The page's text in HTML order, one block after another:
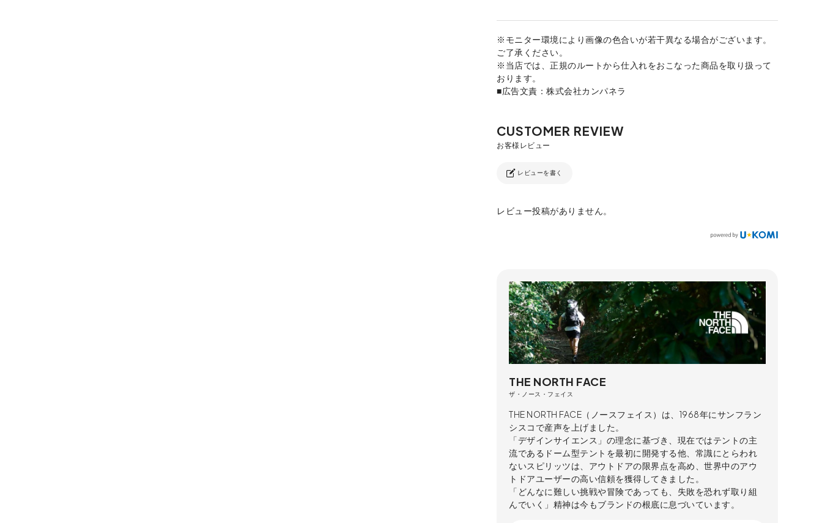
※モニター環境により画像の色合いが若干異なる場合がございます。
ご了承ください。
※当店では、正規のルートから仕入れをおこなった商品を取り扱って
おります。
■広告文責：株式会社カンパネラ
レビューを書く
レビュー投稿がありません。
THE NORTH FACE
ザ・ノース・フェイス
THE NORTH FACE（ノースフェイス）は、1968年にサンフラン
シスコで産声を上げました。
「デザインサイエンス」の理念に基づき、現在ではテントの主
流であるドーム型テントを最初に開発する他、常識にとらわれ
ないスピリッツは、アウトドアの限界点を高め、世界中のアウ
トドアユーザーの高い信頼を獲得してきました。
「どんなに難しい挑戦や冒険であっても、失敗を恐れず取り組
んでいく」精神は今もブランドの根底に息づいています。